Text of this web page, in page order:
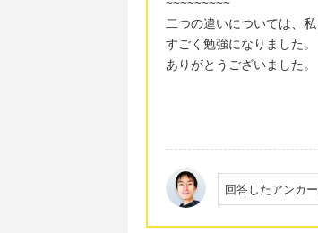
二つの違いについては、
すごく勉強になりました。
ありがとうございました。
回答したアンカ